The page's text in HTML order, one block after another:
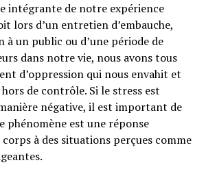
intégrante de notre expérience
lors d’un entretien d’embauche,
à un public ou d’une période de
dans notre vie, nous avons tous
d’oppression qui nous envahit et
de contrôle. Si le stress est
négative, il est important de
phénomène est une réponse
à des situations perçues comme